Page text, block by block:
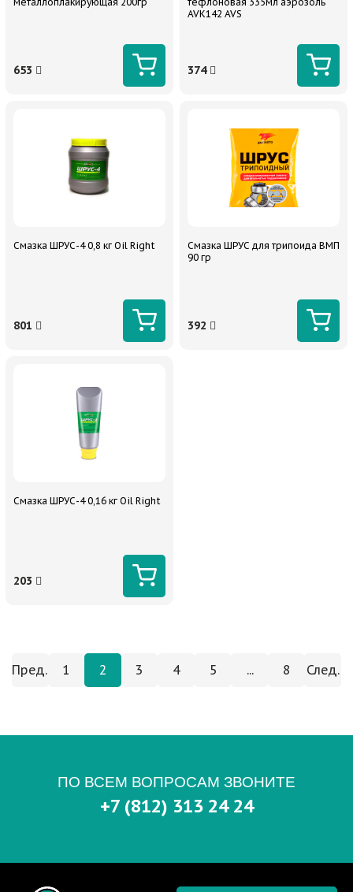
653
AVK142 AVS
374
Смазка ШРУС-4 0,8 кг Oil Right
801
Смазка ШРУС для трипоида ВМП
90 гр
392
Смазка ШРУС-4 0,16 кг Oil Right
203
Пред. 1 2 3 4 5 ... 8 След.
ПО ВСЕМ ВОПРОСАМ ЗВОНИТЕ
+7 (812) 313 24 24